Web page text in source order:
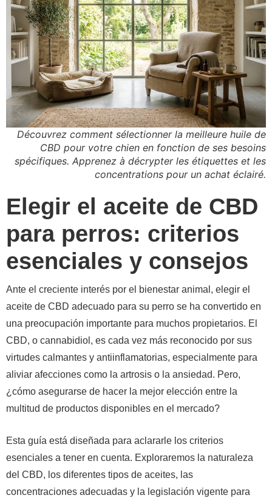
Découvrez comment sélectionner la meilleure huile de
CBD pour votre chien en fonction de ses besoins
spécifiques. Apprenez à décrypter les étiquettes et les
concentrations pour un achat éclairé.
Elegir el aceite de CBD
para perros: criterios
esenciales y consejos
Ante el creciente interés por el bienestar animal, elegir el
aceite de CBD adecuado para su perro se ha convertido en
una preocupación importante para muchos propietarios. El
CBD, o cannabidiol, es cada vez más reconocido por sus
virtudes calmantes y antiinflamatorias, especialmente para
aliviar afecciones como la artrosis o la ansiedad. Pero,
¿cómo asegurarse de hacer la mejor elección entre la
multitud de productos disponibles en el mercado?
Esta guía está diseñada para aclararle los criterios
esenciales a tener en cuenta. Exploraremos la naturaleza
del CBD, los diferentes tipos de aceites, las
concentraciones adecuadas y la legislación vigente para